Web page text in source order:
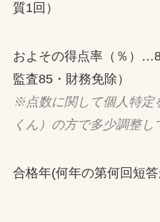
質1回）
およその得点率（％）
監査85・財務免除）
※点数に関して個人特定
くん）の方で多少調整し
合格年(何年の第何回短